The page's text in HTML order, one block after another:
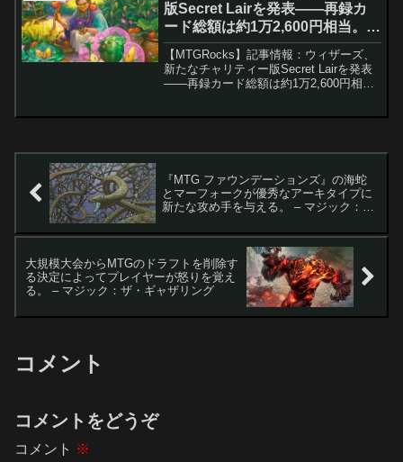
版Secret Lairを発表――再録カ
ード総額は約1万2,600円相当。-
マジック：ザ・ギャザリング
【MTGRocks】記事情報：ウィザーズ、
新たなチャリティー版Secret Lairを発表
――再録カード総額は約1万2,600円相
『MTG ファウンデーションズ』の海蛇
とマーフォークが優秀なアーキタイプに
新たな攻め手を与える。 – マジック：
大規模大会からMTGのドラフトを削除す
る決定によってプレイヤーが怒りを覚え
る。 – マジック：ザ・ギャザリング
コメント
コメントをどうぞ
コメント ※